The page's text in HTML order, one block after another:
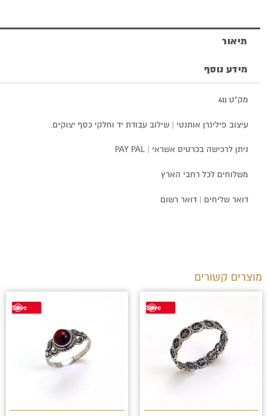
תיאור
מידע נוסף
מק"ט 411
עיצוב פיליגרן אותנטי | שילוב עבודת יד וחלקי כסף יצוקים.
ניתן לרכישה בכרטיס אשראי | PAY PAL
משלוחים לכל רחבי הארץ
דואר שליחים | דואר רשום
מוצרים קשורים
Save
למוצר
Save
למוצר